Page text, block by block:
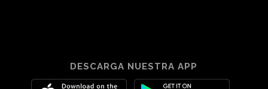
DESCARGA NUESTRA APP